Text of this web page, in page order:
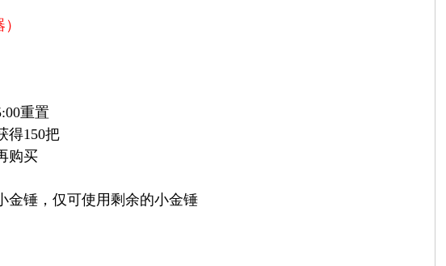
重置
得150把
购买
金锤，仅可使用剩余的小金锤